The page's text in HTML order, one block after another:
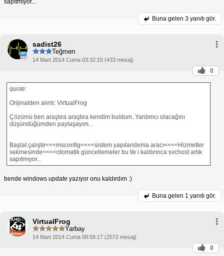
Buna gelen 3 yanıtı gör.
sadist26
Teğmen
14 Mart 2014 Cuma 03:32:15 (433 mesaj)
0
quote:
Orijinalden alıntı: VirtualFrog
Çözümü ben araştıra araştıra kendim buldum..Yardımcı olacağını
düşündüğümden paylaşayım...
Başlat çalıştır<<<msconfig<<<<sistem yapılandırma aracı<<<<Hizmetler
sekmesinde<<<<otomatik güncellemeler bu tik i kaldırınca svchost artık
sapıtmıyor...
bende windows update yazıyor onu kaldırdım :)
Buna gelen 1 yanıtı gör.
VirtualFrog
Yarbay
14 Mart 2014 Cuma 08:58:17 (2572 mesaj)
0